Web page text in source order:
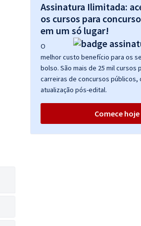
Assinatura Ilimitada:
os cursos para
em um só lugar!
O
melhor custo benefício para os
bolso. São mais de 25 mil cursos
carreiras de concursos públicos,
atualização pós-edital.
Comece hoje